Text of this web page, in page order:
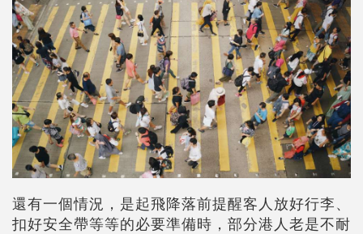
還有一個情況，是起飛降落前提醒客人放好行李、
扣好安全帶等等的必要準備時，部分港人老是不耐